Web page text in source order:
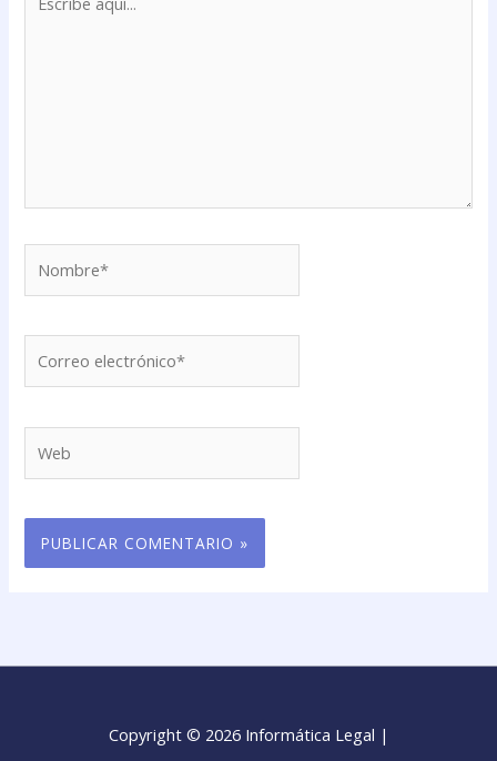
aquí...
electrónico*
Copyright © 2026 Informática Legal |